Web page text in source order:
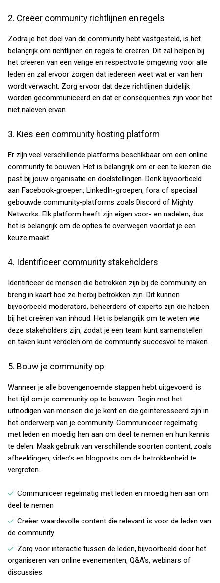
2. Creëer community richtlijnen en regels
Zodra je het doel van de community hebt vastgesteld, is het
belangrijk om richtlijnen en regels te creëren. Dit zal helpen bij
het creëren van een veilige en respectvolle omgeving voor alle
leden en zal ervoor zorgen dat iedereen weet wat er van hen
wordt verwacht. Zorg ervoor dat deze richtlijnen duidelijk
worden gecommuniceerd en dat er consequenties zijn voor het
niet naleven ervan.
3. Kies een community hosting platform
Er zijn veel verschillende platforms beschikbaar om een online
community te bouwen. Het is belangrijk om er een te kiezen die
past bij jouw organisatie en doelstellingen. Denk bijvoorbeeld
aan Facebook-groepen, LinkedIn-groepen, fora of speciaal
gebouwde community-platforms zoals Discord of Mighty
Networks. Elk platform heeft zijn eigen voor- en nadelen, dus
het is belangrijk om de opties te overwegen voordat je een
keuze maakt.
4. Identificeer community stakeholders
Identificeer de mensen die betrokken zijn bij de community en
breng in kaart hoe ze hierbij betrokken zijn. Dit kunnen
bijvoorbeeld moderators, beheerders of experts zijn die helpen
bij het creëren van inhoud. Het is belangrijk om te weten wie
deze stakeholders zijn, zodat je een team kunt samenstellen
en taken kunt verdelen om de community succesvol te maken.
5. Bouw je community op
Wanneer je alle bovengenoemde stappen hebt uitgevoerd, is
het tijd om je community op te bouwen. Begin met het
uitnodigen van mensen die je kent en die geïnteresseerd zijn in
het onderwerp van je community. Communiceer regelmatig
met leden en moedig hen aan om deel te nemen en hun kennis
te delen. Maak gebruik van verschillende soorten content, zoals
afbeeldingen, video’s en blogposts om de betrokkenheid te
vergroten.
Communiceer regelmatig met leden en moedig hen aan om
deel te nemen
Creëer waardevolle content die relevant is voor de leden van
de community
Zorg voor interactie tussen de leden, bijvoorbeeld door het
organiseren van online evenementen, Q&A’s, webinars of
discussies.